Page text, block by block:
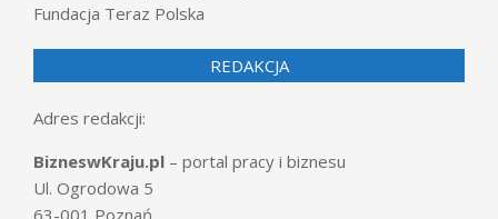
Fundacja Teraz Polska
REDAKCJA
Adres redakcji:
BizneswKraju.pl – portal pracy i biznesu
Ul. Ogrodowa 5
63-001 Poznań